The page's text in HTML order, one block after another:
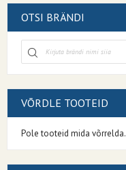
OTSI BRÄNDI
VÕRDLE TOOTEID
Pole tooteid mida võrrelda.